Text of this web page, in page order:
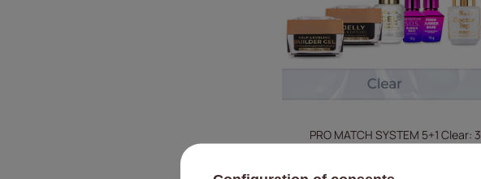
PRO MATCH SYSTEM 5+1 Clear:
Doctor Top 15 g GRATIS